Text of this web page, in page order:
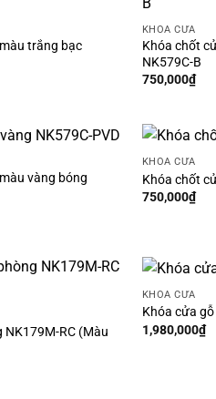
trắng bạc
KHÓA CỬA
Khóa chốt
NK579C-B
750,000₫
vàng bóng
KHÓA CỬA
Khóa chốt
750,000₫
RC (Màu
KHÓA CỬA
Khóa cửa
1,980,000₫